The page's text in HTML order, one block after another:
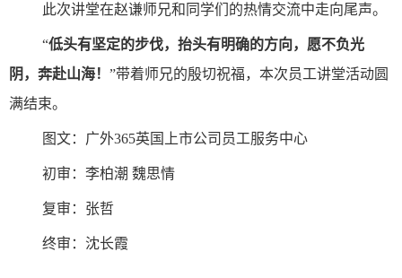
此次讲堂在赵谦师兄和同学们的热情交流中走向尾声。
“低头有坚定的步伐，抬头有明确的方向，愿不负光
阴，奔赴山海！ ”带着师兄的殷切祝福，本次员工讲堂活动圆
满结束。
图文：广外365英国上市公司员工服务中心
初审：李柏潮 魏思情
复审：张哲
终审：沈长霞